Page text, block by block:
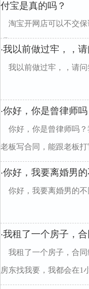
付宝是真的吗？
淘宝开网店可以不交
吗？
·我以前做过牢，，
我以前做过牢，，请
·你好，你是曾律师
你好，你是曾律师吗
老板写合同，能跟老板
·你好，我要离婚男
你好，我要离婚男的
·我租了一个房子，
我租了一个房子，合
房东找我要，我都会在1